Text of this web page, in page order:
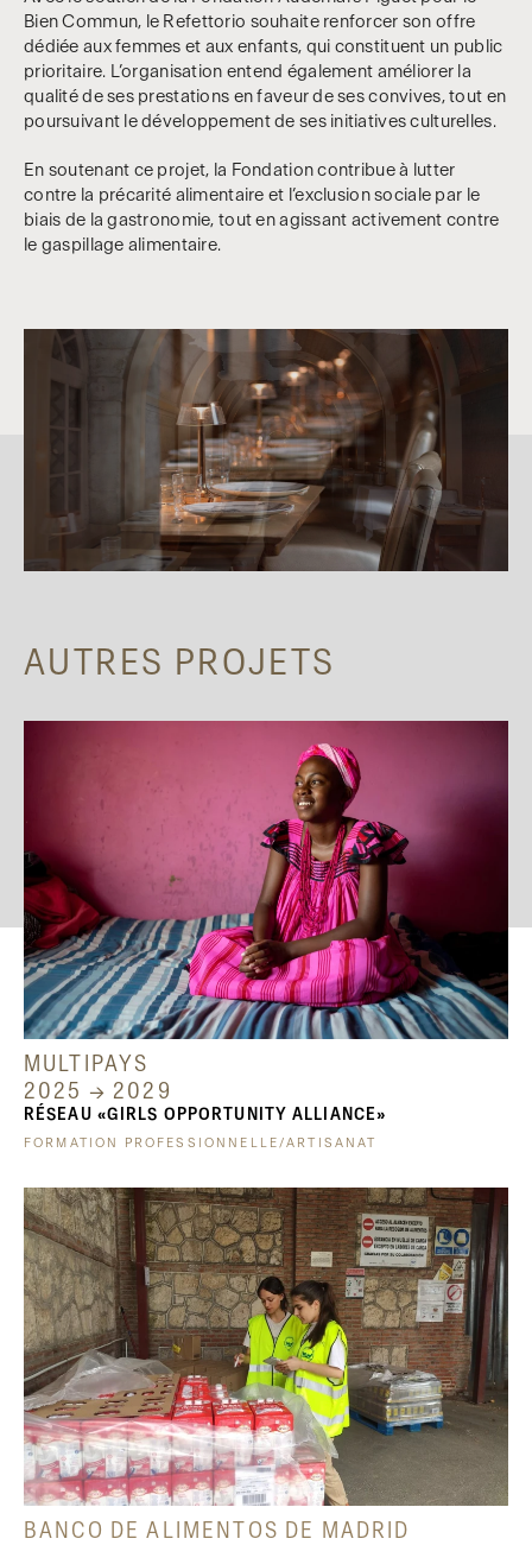
Bien Commun, le Refettorio souhaite renforcer son offre
dédiée aux femmes et aux enfants, qui constituent un public
prioritaire. L’organisation entend également améliorer la
qualité de ses prestations en faveur de ses convives, tout en
poursuivant le développement de ses initiatives culturelles.
En soutenant ce projet, la Fondation contribue à lutter
contre la précarité alimentaire et l’exclusion sociale par le
biais de la gastronomie, tout en agissant activement contre
le gaspillage alimentaire.
AUTRES PROJETS
MULTIPAYS
2025 → 2029
RÉSEAU «GIRLS OPPORTUNITY ALLIANCE»
FORMATION PROFESSIONNELLE/ARTISANAT
BANCO DE ALIMENTOS DE MADRID